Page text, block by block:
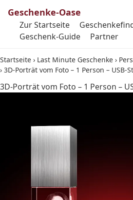
Geschenke-Oase
Zur Startseite
Geschenk-Guide
Partner
Startseite › Last Minute Geschenke ›
› 3D-Porträt vom Foto – 1 Person – USB-
3D-Porträt vom Foto – 1 Person –